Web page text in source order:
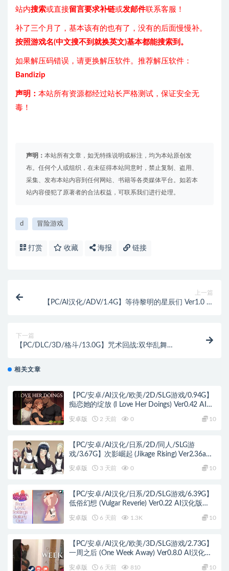
站内搜索或直接留言要求补链或发邮件联系客服！
补了三个月了，基本该有的也有了，没有的后面慢慢补。
按照游戏名(中文搜不到就换英文)基本都能搜索到。
如果解压码错误，请更换解压软件。推荐解压软件：
Bandizip
声明： 本站所有资源都经过站长严格测试，保证安全无
毒！
声明： 本站所有文章，如无特殊说明或标注，均为本站原创发
布。任何个人或组织，在未征得本站同意时，禁止复制、盗用、
采集、发布本站内容到任何网站、书籍等各类媒体平台。如若本
站内容侵犯了原著者的合法权益，可联系我们进行处理。
d 冒险游戏
打赏 收藏 海报 链接
上一篇
【PC/AI汉化/ADV/1.4G】等待黎明的星辰们 Ver1.0 AI
下一篇
【PC/DLC/3D/格斗/13.0G】咒术回战:双华乱舞
相关文章
【PC/安卓/AI汉化/欧美/2D/SLG游戏/0.94G】
痴恋她的绽放 (I Love Her Doings) Ver0.42 AI汉
安卓版 2 天前 0 10
【PC/安卓/AI汉化/日系/2D/同人/SLG游
戏/3.67G】次影崛起 (Jikage Rising) Ver2.36a
Act 3 AI汉化版+PC+安卓+日系2D同人SLG游戏
+3.67G
安卓版 3 天前 0 10
【PC/安卓/AI汉化/日系/2D/SLG游戏/6.39G】
低俗幻想 (Vulgar Reverie) Ver0.22 AI汉化版
安卓版 6 天前 1.3K 10
【PC/安卓/AI汉化/欧美/3D/SLG游戏/2.73G】
一周之后 (One Week Away) Ver0.8.0 AI汉化版
安卓版 6 天前 810 10